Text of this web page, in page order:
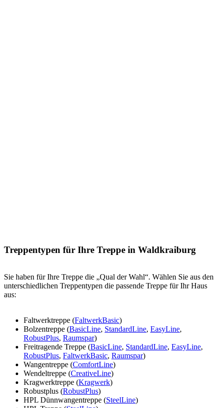
Treppentypen für Ihre Treppe in Waldkraiburg
Sie haben für Ihre Treppe die „Qual der Wahl“. Wählen Sie aus den
unterschiedlichen Treppentypen die passende Treppe für Ihr Haus
aus:
Faltwerktreppe (FaltwerkBasic)
Bolzentreppe (BasicLine, StandardLine, EasyLine,
RobustPlus, Raumspar)
Freitragende Treppe (BasicLine, StandardLine, EasyLine,
RobustPlus, FaltwerkBasic, Raumspar)
Wangentreppe (ComfortLine)
Wendeltreppe (CreativeLine)
Kragwerktreppe (Kragwerk)
Robustplus (RobustPlus)
HPL Dünnwangentreppe (SteelLine)